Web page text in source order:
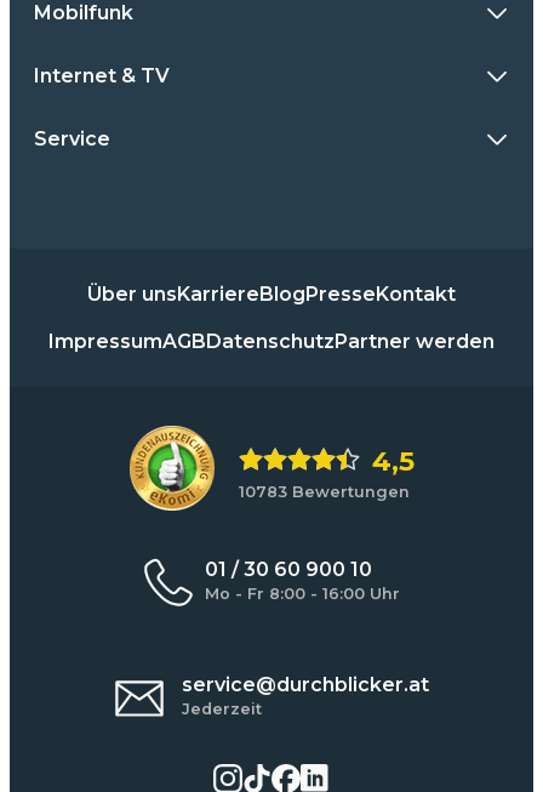
Mobilfunk
Internet & TV
Service
Über unsKarriereBlogPresseKontakt
ImpressumAGBDatenschutzPartner werden
4,5
10783 Bewertungen
01 / 30 60 900 10
Mo - Fr 8:00 - 16:00 Uhr
service@durchblicker.at
Jederzeit